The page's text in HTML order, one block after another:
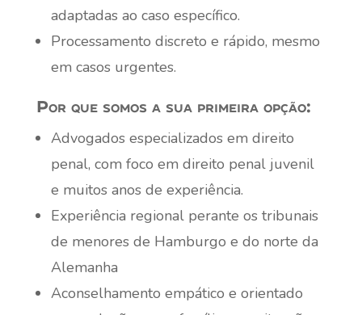
adaptadas ao caso específico.
Processamento discreto e rápido, mesmo
em casos urgentes.
Por que somos a sua primeira opção:
Advogados especializados em direito
penal, com foco em direito penal juvenil
e muitos anos de experiência.
Experiência regional perante os tribunais
de menores de Hamburgo e do norte da
Alemanha
Aconselhamento empático e orientado